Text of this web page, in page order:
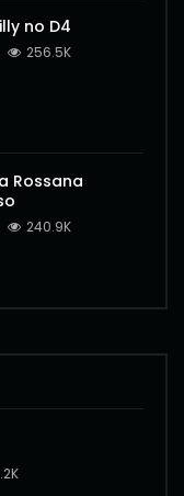
no D4
256.5K
Rossana
240.9K